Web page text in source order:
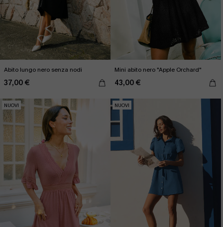
Abito lungo nero senza nodi
37,00 €
Mini abito nero "Apple Orchard"
43,00 €
NUOVI NUOVI